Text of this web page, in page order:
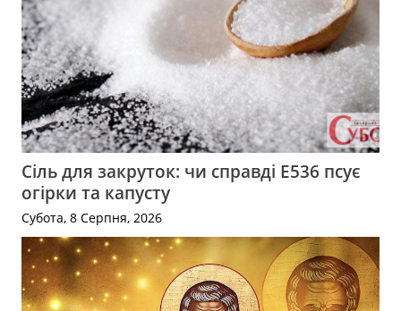
Сіль для закруток: чи справді Е536 псує
огірки та капусту
Субота, 8 Серпня, 2026